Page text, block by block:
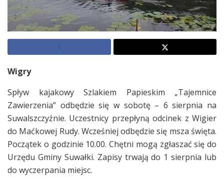
Wigry
Spływ kajakowy Szlakiem Papieskim „Tajemnice
Zawierzenia” odbędzie się w sobotę – 6 sierpnia na
Suwalszczyźnie. Uczestnicy przepłyną odcinek z Wigier
do Maćkowej Rudy. Wcześniej odbędzie się msza święta.
Początek o godzinie 10.00. Chętni mogą zgłaszać się do
Urzędu Gminy Suwałki. Zapisy trwają do 1 sierpnia lub
do wyczerpania miejsc.